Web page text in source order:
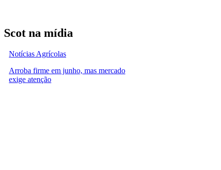
Scot na mídia
Notícias Agrícolas
Arroba firme em junho, mas mercado
exige atenção